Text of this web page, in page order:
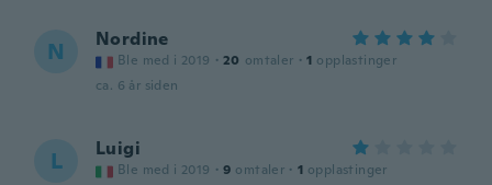
N Nordine
Ble med i 2019 · 20 omtaler · 1 opplastinger
ca. 6 år siden
L Luigi
Ble med i 2019 · 9 omtaler · 1 opplastinger